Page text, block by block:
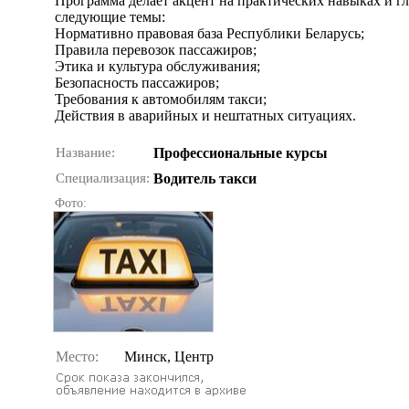
следующие темы:
Нормативно правовая база Республики Беларусь;
Правила перевозок пассажиров;
Этика и культура обслуживания;
Безопасность пассажиров;
Требования к автомобилям такси;
Действия в аварийных и нештатных ситуациях.
Название: Профессиональные курсы
Специализация: Водитель такси
Фото:
Место: Минск, Центр